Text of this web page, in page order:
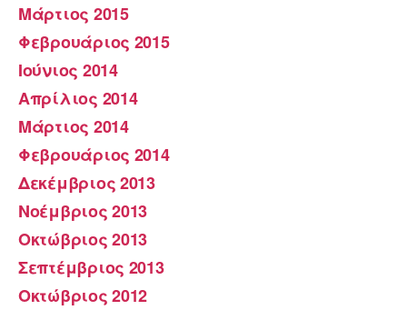
Μάρτιος 2015
Φεβρουάριος 2015
Ιούνιος 2014
Απρίλιος 2014
Μάρτιος 2014
Φεβρουάριος 2014
Δεκέμβριος 2013
Νοέμβριος 2013
Οκτώβριος 2013
Σεπτέμβριος 2013
Οκτώβριος 2012